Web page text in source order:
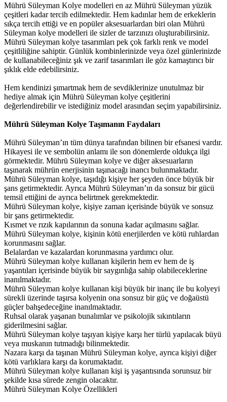
Mührü Süleyman Kolye modelleri en az Mührü Süleyman yüzük
çeşitleri kadar tercih edilmektedir. Hem kadınlar hem de erkeklerin
sıkça tercih ettiği ve en popüler aksesuarlardan biri olan Mührü
Süleyman kolye modelleri ile sizler de tarzınızı oluşturabilirsiniz.
Mührü Süleyman kolye tasarımları pek çok farklı renk ve model
çeşitliliğine sahiptir. Günlük kombinlerinizde veya özel günlerinizde
de kullanabileceğiniz şık ve zarif tasarımları ile göz kamaştırıcı bir
şıklık elde edebilirsiniz.
Hem kendinizi şımartmak hem de sevdiklerinize unutulmaz bir
hediye almak için Mührü Süleyman kolye çeşitlerini
değerlendirebilir ve istediğiniz model arasından seçim yapabilirsiniz.
Mührü Süleyman Kolye Taşımanın Faydaları
Mührü Süleyman’ın tüm dünya tarafından bilinen bir efsanesi vardır.
Hikayesi ile ve sembolün anlamı ile son dönemlerde oldukça ilgi
görmektedir. Mührü Süleyman kolye ve diğer aksesuarların
taşınarak mührün enerjisinin taşınacağı inancı bulunmaktadır.
Mührü Süleyman kolye, taşıdığı kişiye her şeyden önce büyük bir
şans getirmektedir. Ayrıca Mührü Süleyman’ın da sonsuz bir gücü
temsil ettiğini de ayrıca belirtmek gerekmektedir.
Mührü Süleyman kolye, kişiye zaman içerisinde büyük ve sonsuz
bir şans getirmektedir.
Kısmet ve rızık kapılarının da sonuna kadar açılmasını sağlar.
Mührü Süleyman kolye, kişinin kötü enerjilerden ve kötü ruhlardan
korunmasını sağlar.
Belalardan ve kazalardan korunmasına yardımcı olur.
Mührü Süleyman kolye kullanan kişilerin hem ev hem de iş
yaşantıları içerisinde büyük bir saygınlığa sahip olabileceklerine
inanılmaktadır.
Mührü Süleyman kolye kullanan kişi büyük bir inanç ile bu kolyeyi
sürekli üzerinde taşırsa kolyenin ona sonsuz bir güç ve doğaüstü
güçler bahşedeceğine inanılmaktadır.
Ruhsal olarak yaşanan bunalımlar ve psikolojik sıkıntıların
giderilmesini sağlar.
Mührü Süleyman kolye taşıyan kişiye karşı her türlü yapılacak büyü
veya muskanın tutmadığı bilinmektedir.
Nazara karşı da taşınan Mührü Süleyman kolye, ayrıca kişiyi diğer
kötü varlıklara karşı da korumaktadır.
Mührü Süleyman kolye kullanan kişi iş yaşantısında sorunsuz bir
şekilde kısa sürede zengin olacaktır.
Mührü Süleyman Kolye Özellikleri